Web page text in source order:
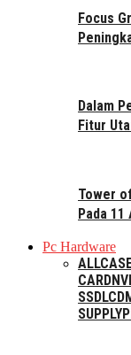
Focus
Dalam
Fitur
Tower
Pada 11
Pc Hardware
ALL
CARD
SSDLCD
SUPPLY